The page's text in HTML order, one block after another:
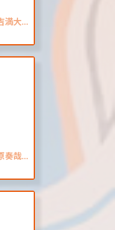
満大…
奏哉…